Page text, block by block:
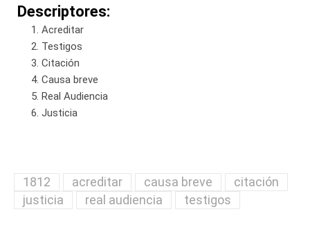
Descriptores:
Acreditar
Testigos
Citación
Causa breve
Real Audiencia
Justicia
1812 acreditar causa breve
citación
justicia
real audiencia testigos